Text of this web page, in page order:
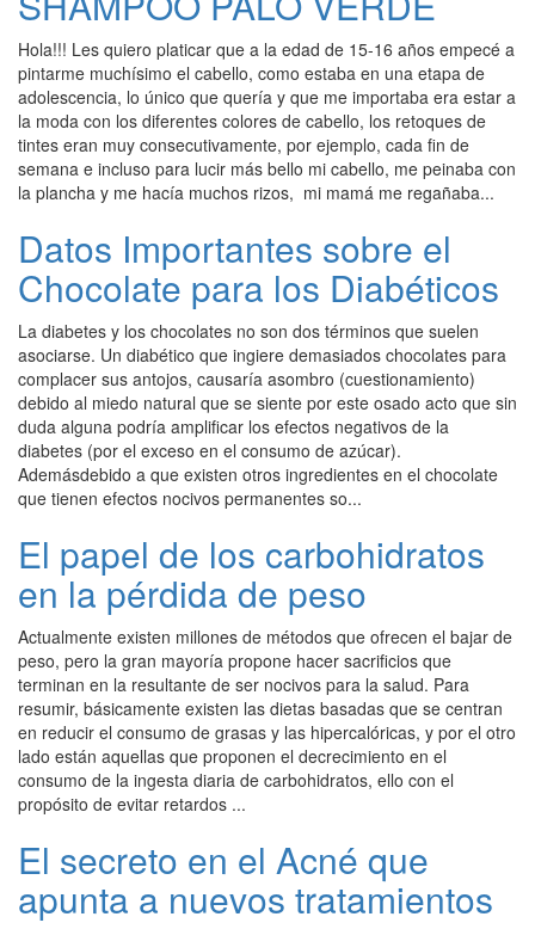
Hola!!! Les quiero platicar que a la edad de 15-16 años empecé a
pintarme muchísimo el cabello, como estaba en una etapa de
adolescencia, lo único que quería y que me importaba era estar a
la moda con los diferentes colores de cabello, los retoques de
tintes eran muy consecutivamente, por ejemplo, cada fin de
semana e incluso para lucir más bello mi cabello, me peinaba con
la plancha y me hacía muchos rizos, mi mamá me regañaba...
Datos Importantes sobre el
Chocolate para los Diabéticos
La diabetes y los chocolates no son dos términos que suelen
asociarse. Un diabético que ingiere demasiados chocolates para
complacer sus antojos, causaría asombro (cuestionamiento)
debido al miedo natural que se siente por este osado acto que sin
duda alguna podría amplificar los efectos negativos de la
diabetes (por el exceso en el consumo de azúcar).
Ademásdebido a que existen otros ingredientes en el chocolate
que tienen efectos nocivos permanentes so...
El papel de los carbohidratos
en la pérdida de peso
Actualmente existen millones de métodos que ofrecen el bajar de
peso, pero la gran mayoría propone hacer sacrificios que
terminan en la resultante de ser nocivos para la salud. Para
resumir, básicamente existen las dietas basadas que se centran
en reducir el consumo de grasas y las hipercalóricas, y por el otro
lado están aquellas que proponen el decrecimiento en el
consumo de la ingesta diaria de carbohidratos, ello con el
propósito de evitar retardos ...
El secreto en el Acné que
apunta a nuevos tratamientos